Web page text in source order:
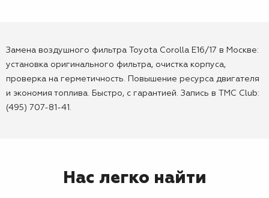
Замена воздушного фильтра Toyota Corolla E16/17 в Москве:
установка оригинального фильтра, очистка корпуса,
проверка на герметичность. Повышение ресурса двигателя
и экономия топлива. Быстро, с гарантией. Запись в TMC Club:
(495) 707-81-41.
Нас легко найти